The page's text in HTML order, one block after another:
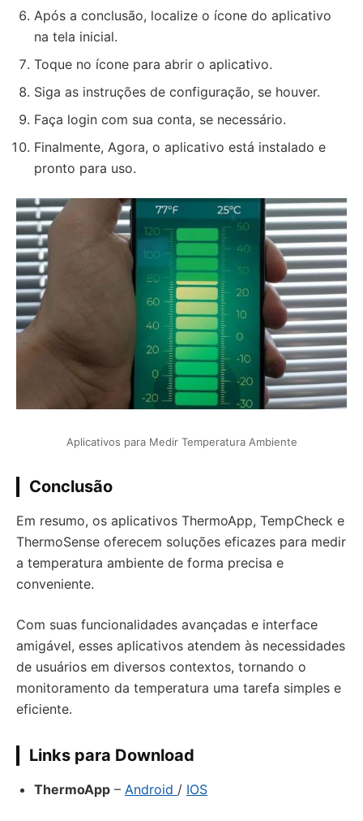
Após a conclusão, localize o ícone do aplicativo
na tela inicial.
Toque no ícone para abrir o aplicativo.
Siga as instruções de configuração, se houver.
Faça login com sua conta, se necessário.
Finalmente, Agora, o aplicativo está instalado e
pronto para uso.
Aplicativos para Medir Temperatura Ambiente
Conclusão
Em resumo, os aplicativos ThermoApp, TempCheck e
ThermoSense oferecem soluções eficazes para medir
a temperatura ambiente de forma precisa e
conveniente.
Com suas funcionalidades avançadas e interface
amigável, esses aplicativos atendem às necessidades
de usuários em diversos contextos, tornando o
monitoramento da temperatura uma tarefa simples e
eficiente.
Links para Download
ThermoApp – Android / IOS